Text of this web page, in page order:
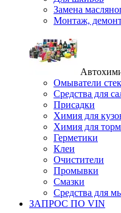
Замена
Монтаж,
Омыватели
Средства для
Присадки
Химия для
Химия для
Герметики
Клеи
Очистители
Промывки
Смазки
Средства для
ЗАПРОС ПО VIN